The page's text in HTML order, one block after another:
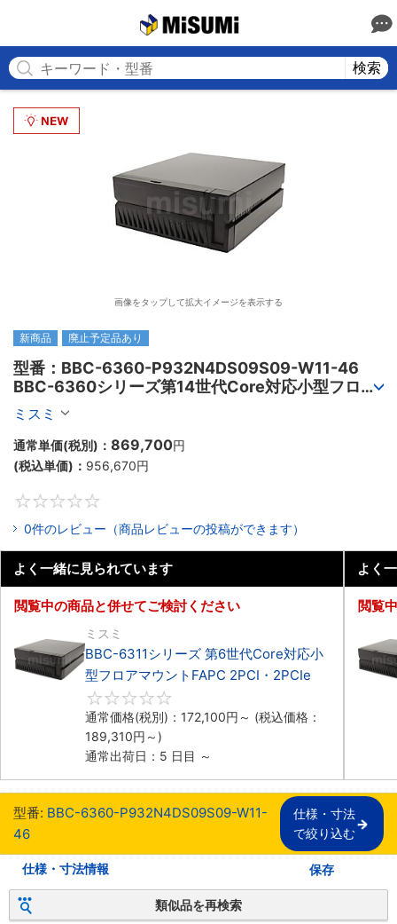
検索
画像をタップして拡大イメージを表示する
新商品 廃止予定品あり
型番：BBC-6360-P932N4DS09S09-W11-46
BBC-6360シリーズ第14世代Core対応小型フロア
マウント2PCIe
ミスミ
通常単価(税別)： 869,700円
(税込単価)： 956,670円
0件のレビュー（商品レビューの投稿ができます）
よく一緒に見られています
閲覧中の商品と併せてご検討ください
ミスミ
BBC-6311シリーズ 第6世代Core対応小
型フロアマウントFAPC 2PCI・2PCIe
通常価格(税別)： 172,100円 ～ (税込価格：
189,310円 ～)
通常出荷日：5 日目 ～
よく
閲覧
型番: BBC-6360-P932N4DS09S09-W11-
46
仕様・寸法
で絞り込む
仕様・寸法情報 保存
類似品を再検索